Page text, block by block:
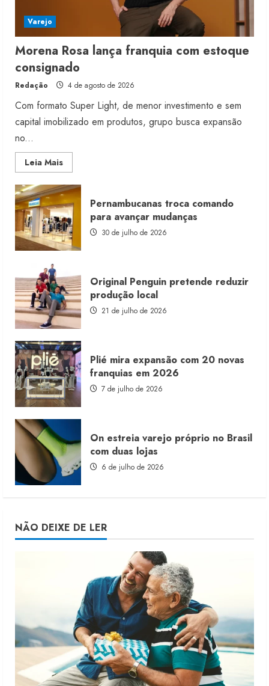
Varejo
Morena Rosa lança franquia com estoque
consignado
Redação 4 de agosto de 2026
Com formato Super Light, de menor investimento e sem
capital imobilizado em produtos, grupo busca expansão
no...
Leia MaisRead
more
Morena
Rosa
lança
franquia
com
estoque
consignado
Pernambucanas troca comando
para avançar mudanças
30 de julho de 2026
Original Penguin pretende reduzir
produção local
21 de julho de 2026
Plié mira expansão com 20 novas
franquias em 2026
7 de julho de 2026
On estreia varejo próprio no Brasil
com duas lojas
6 de julho de 2026
NÃO DEIXE DE LER